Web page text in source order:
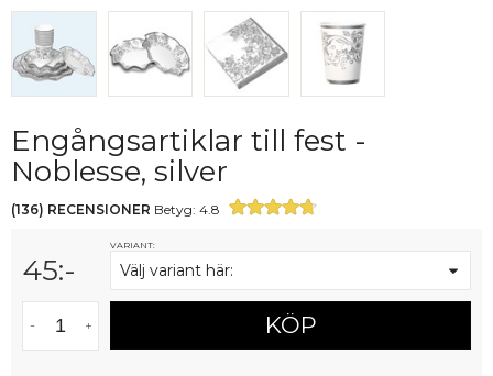
Engångsartiklar till fest -
Noblesse, silver
(136) RECENSIONER Betyg: 4.8
45:-
VARIANT:
Välj variant här:
KÖP